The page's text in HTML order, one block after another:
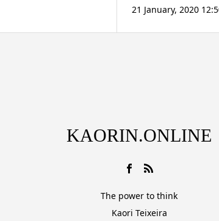
21 January, 2020
KAORIN.ONLINE
The power to think
Kaori Teixeira